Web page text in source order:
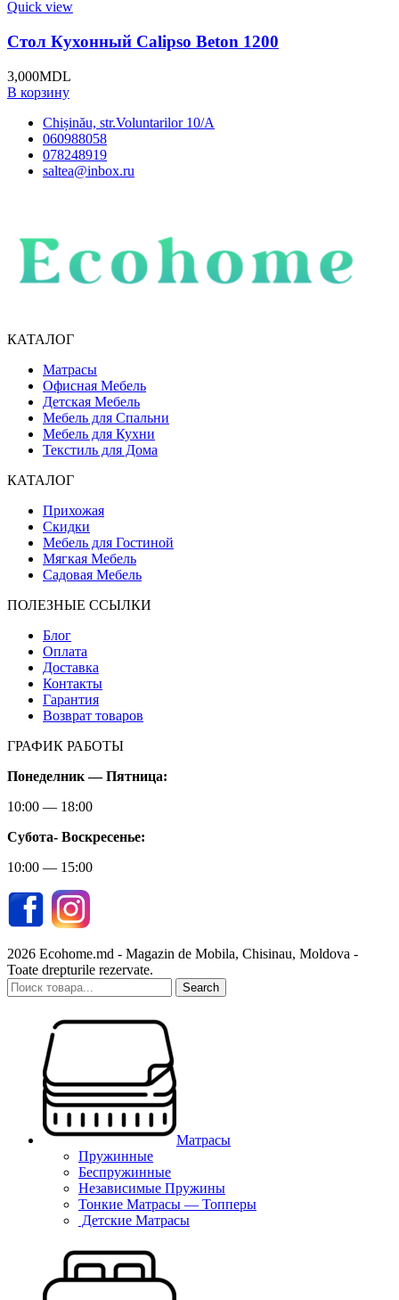
Quick view
Стол Кухонный Calipso Beton 1200
3,000MDL
В корзину
Chișinău, str.Voluntarilor 10/A
060988058
078248919
saltea@inbox.ru
КАТАЛОГ
Матрасы
Офисная Мебель
Детская Мебель
Мебель для Спальни
Мебель для Кухни
Текстиль для Дома
КАТАЛОГ
Прихожая
Скидки
Мебель для Гостиной
Мягкая Мебель
Садовая Мебель
ПОЛЕЗНЫЕ ССЫЛКИ
Блог
Оплата
Доставка
Контакты
Гарантия
Возврат товаров
ГРАФИК РАБОТЫ
Понеделник — Пятница:
10:00 — 18:00
Субота- Воскресенье:
10:00 — 15:00
2026 Ecohome.md - Magazin de Mobila, Chisinau, Moldova -
Toate drepturile rezervate.
Search
Матрасы
Пружинные
Беспружинные
Независимые Пружины
Тонкие Матрасы — Топперы
Детские Матрасы